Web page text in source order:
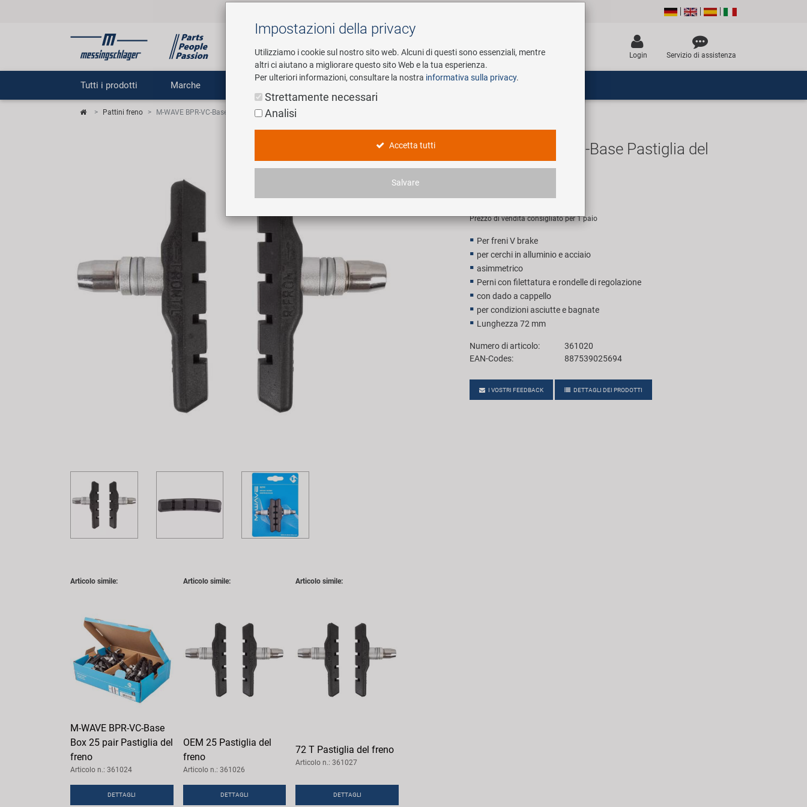
Cerca
Login Servizio di assistenza
Tutti i prodotti Marche E-Mobility
Pattini freno M-WAVE BPR-VC-Base Pastiglia del freno
M-WAVE BPR-VC-Base Pastiglia del
freno
2,90 EUR
Prezzo di vendita consigliato per 1 paio
Per freni V brake
per cerchi in alluminio e acciaio
asimmetrico
Perni con filettatura e rondelle di regolazione
con dado a cappello
per condizioni asciutte e bagnate
Lunghezza 72 mm
Numero di articolo:
361020
EAN-Codes:
887539025694
I VOSTRI FEEDBACK DETTAGLI DEI PRODOTTI
Articolo simile:
M-WAVE BPR-VC-Base
Box 25 pair Pastiglia del
freno
Articolo n.: 361024
DETTAGLI
Articolo simile:
OEM 25 Pastiglia del
freno
Articolo n.: 361026
DETTAGLI
Articolo simile:
72 T Pastiglia del freno
Articolo n.: 361027
DETTAGLI
Impostazioni della privacy
Utilizziamo i cookie sul nostro sito web. Alcuni di questi sono essenziali, mentre
altri ci aiutano a migliorare questo sito Web e la tua esperienza.
Per ulteriori informazioni, consultare la nostra informativa sulla privacy.
Strettamente necessari
Analisi
Accetta tutti
Salvare